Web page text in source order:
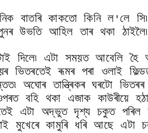
বাতৰি কাকতো কিনি ল 'লে
উভতি আহিল তাৰ থকা ঠাইলৈ৷
দিলে৷ এটা সময়ত আবেলি হৈ
ভিতৰতেই ৰূমৰ পৰা ওলাই
অঘোৰ তান্ত্ৰিকৰ ঘৰটো
বহি থকা এজাক কাউৰীয়ে
এটা অদ্ভুত দৃশ্য চকুত পৰিল
মুখেৰে কামুৰি ধৰি আছে এটা